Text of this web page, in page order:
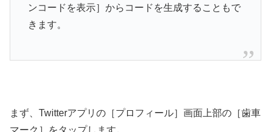
ンコードを表示］からコードを生成することもで
きます。
まず、Twitterアプリの［プロフィール］画面上部の［歯車